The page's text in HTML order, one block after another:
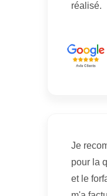
réalisé.
Je
pour la
et le